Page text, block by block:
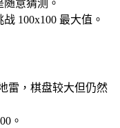
意猜测。
100x100 最大值。
雷，棋盘较大但仍然
。